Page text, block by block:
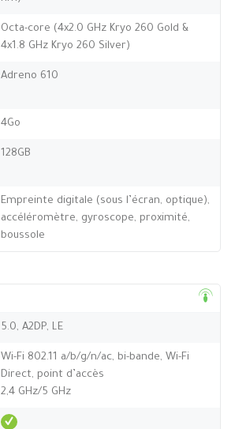
Octa-core (4x2.0 GHz Kryo 260 Gold &
4x1.8 GHz Kryo 260 Silver)
Adreno 610
4Go
128GB
Empreinte digitale (sous l’écran, optique),
accéléromètre, gyroscope, proximité,
boussole
5.0, A2DP, LE
Wi-Fi 802.11 a/b/g/n/ac, bi-bande, Wi-Fi
Direct, point d’accès
2,4 GHz/5 GHz